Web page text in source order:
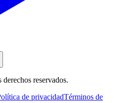
derechos reservados.
de privacidadTérminos de